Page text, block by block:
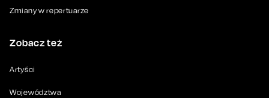
Zmiany w repertuarze
Zobacz też
Artyści
Województwa